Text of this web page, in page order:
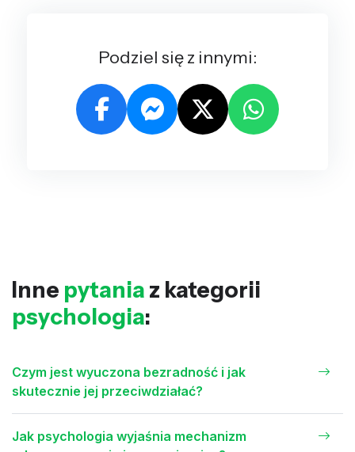
Podziel się z innymi:
Inne pytania z kategorii
psychologia:
Czym jest wyuczona bezradność i jak
skutecznie jej przeciwdziałać?
Jak psychologia wyjaśnia mechanizm